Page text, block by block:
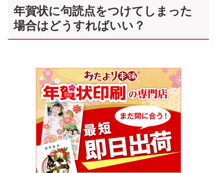
年賀状に句読点をつけてしまった
場合はどうすればいい？